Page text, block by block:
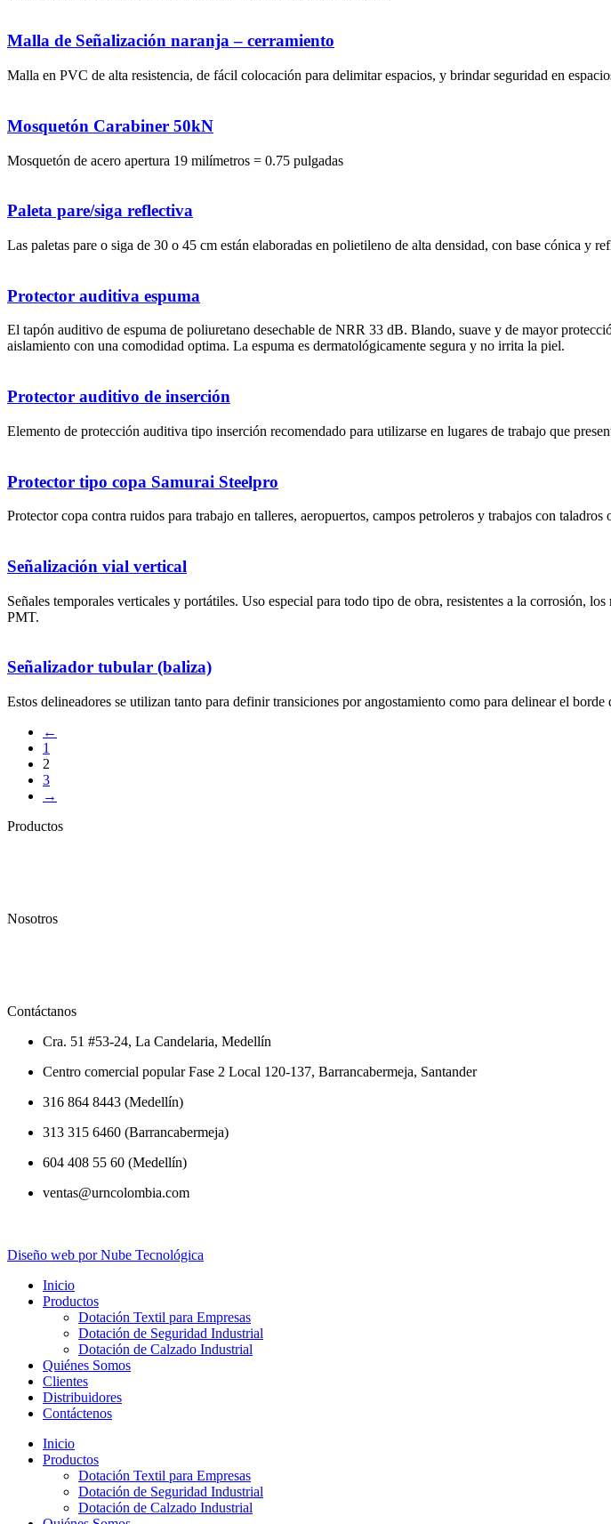
Malla de Señalización naranja – cerramiento
Malla en PVC de alta resistencia, de fácil colocación para delimitar espacios, y brindar seguridad en
Mosquetón Carabiner 50kN
Mosquetón de acero apertura 19 milímetros = 0.75 pulgadas
Paleta pare/siga reflectiva
Las paletas pare o siga de 30 o 45 cm están elaboradas en polietileno de alta densidad, con base cónica y
Protector auditiva espuma
El tapón auditivo de espuma de poliuretano desechable de NRR 33 dB. Blando, suave y de mayor
aislamiento con una comodidad optima. La espuma es dermatológicamente segura y no irrita la piel.
Protector auditivo de inserción
Elemento de protección auditiva tipo inserción recomendado para utilizarse en lugares de trabajo que
Protector tipo copa Samurai Steelpro
Protector copa contra ruidos para trabajo en talleres, aeropuertos, campos petroleros y trabajos con
Señalización vial vertical
Señales temporales verticales y portátiles. Uso especial para todo tipo de obra, resistentes a la corrosión,
PMT.
Señalizador tubular (baliza)
Estos delineadores se utilizan tanto para definir transiciones por angostamiento como para delinear el
←
1
2
3
→
Productos
Nosotros
Contáctanos
Cra. 51 #53-24, La Candelaria, Medellín
Centro comercial popular Fase 2 Local 120-137, Barrancabermeja, Santander
316 864 8443 (Medellín)
313 315 6460 (Barrancabermeja)
604 408 55 60 (Medellín)
ventas@urncolombia.com
Diseño web por Nube Tecnológica
Inicio
Productos
Dotación Textil para Empresas
Dotación de Seguridad Industrial
Dotación de Calzado Industrial
Quiénes Somos
Clientes
Distribuidores
Contáctenos
Inicio
Productos
Dotación Textil para Empresas
Dotación de Seguridad Industrial
Dotación de Calzado Industrial